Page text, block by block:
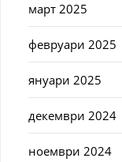
март 2025
февруари 2025
януари 2025
декември 2024
ноември 2024